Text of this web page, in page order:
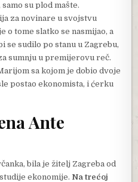
su plod mašte.
za novinare u svojstvu
o tome slatko se nasmijao, a
se sudilo po stanu u Zagrebu,
sumnju u premijerovu reč.
sa kojom je dobio dvoje
postao ekonomista, i ćerku
Ante
bila je žitelj Zagreba od
ekonomije. Na trećoj